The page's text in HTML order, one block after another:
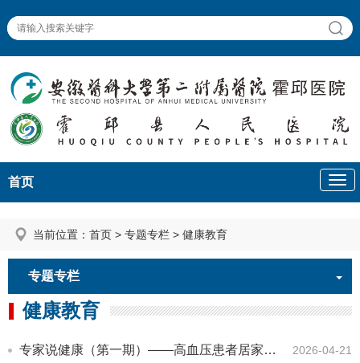
首页
当前位置： 首页 > 专题专栏 > 健康教育
专题专栏
健康教育
专家说健康（第一期）——高血压患者居家管理“三要三不要” 2026-04-21